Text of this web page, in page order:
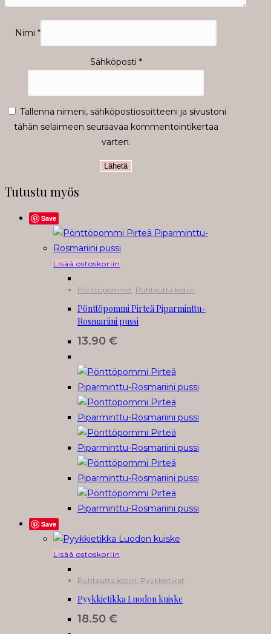
Nimi*
Sähköposti *
Tallenna nimeni, sähköpostiosoitteeni ja sivustoni
tähän selaimeen seuraavaa kommentointikertaa
varten.
Tutustu myös
Save
Lisää ostoskoriin
Pönttöpommit Puhtautta kotiin
Pönttöpommi Pirteä Piparminttu-
Rosmariini pussi
13.90 €
Save
Lisää ostoskoriin
Puhtautta kotiin, Pyykkietikat
Pyykkietikka Luodon kuiske
18.50 €